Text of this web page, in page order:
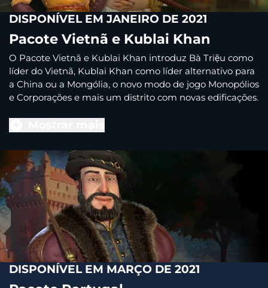
DISPONÍVEL EM JANEIRO DE 2021
Pacote Vietnã e Kublai Khan
O Pacote Vietnã e Kublai Khan introduz Bà Triệu como
líder do Vietnã, Kublai Khan como líder alternativo para
a China ou a Mongólia, o novo modo de jogo Monopólios
e Corporações e mais um distrito com novas edificações.
DISPONÍVEL EM MARÇO DE 2021